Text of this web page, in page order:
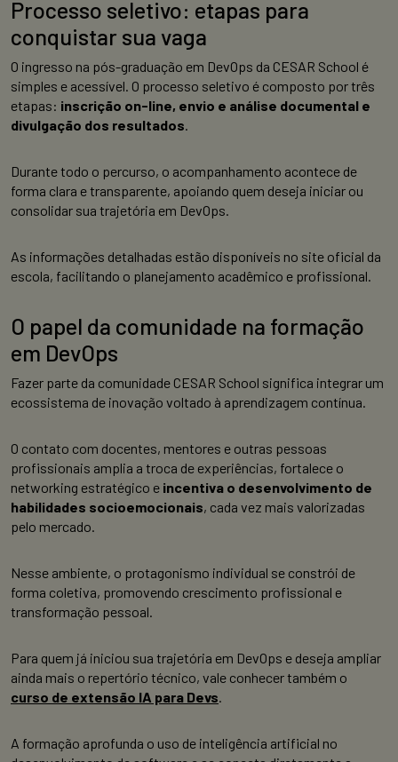
Processo seletivo: etapas para
conquistar sua vaga
O ingresso na pós-graduação em DevOps da CESAR School é
simples e acessível. O processo seletivo é composto por três
etapas: inscrição on-line, envio e análise documental e
divulgação dos resultados.
Durante todo o percurso, o acompanhamento acontece de
forma clara e transparente, apoiando quem deseja iniciar ou
consolidar sua trajetória em DevOps.
As informações detalhadas estão disponíveis no site oficial da
escola, facilitando o planejamento acadêmico e profissional.
O papel da comunidade na formação
em DevOps
Fazer parte da comunidade CESAR School significa integrar um
ecossistema de inovação voltado à aprendizagem contínua.
O contato com docentes, mentores e outras pessoas
profissionais amplia a troca de experiências, fortalece o
networking estratégico e incentiva o desenvolvimento de
habilidades socioemocionais, cada vez mais valorizadas
pelo mercado.
Nesse ambiente, o protagonismo individual se constrói de
forma coletiva, promovendo crescimento profissional e
transformação pessoal.
Para quem já iniciou sua trajetória em DevOps e deseja ampliar
ainda mais o repertório técnico, vale conhecer também o
curso de extensão IA para Devs.
A formação aprofunda o uso de inteligência artificial no